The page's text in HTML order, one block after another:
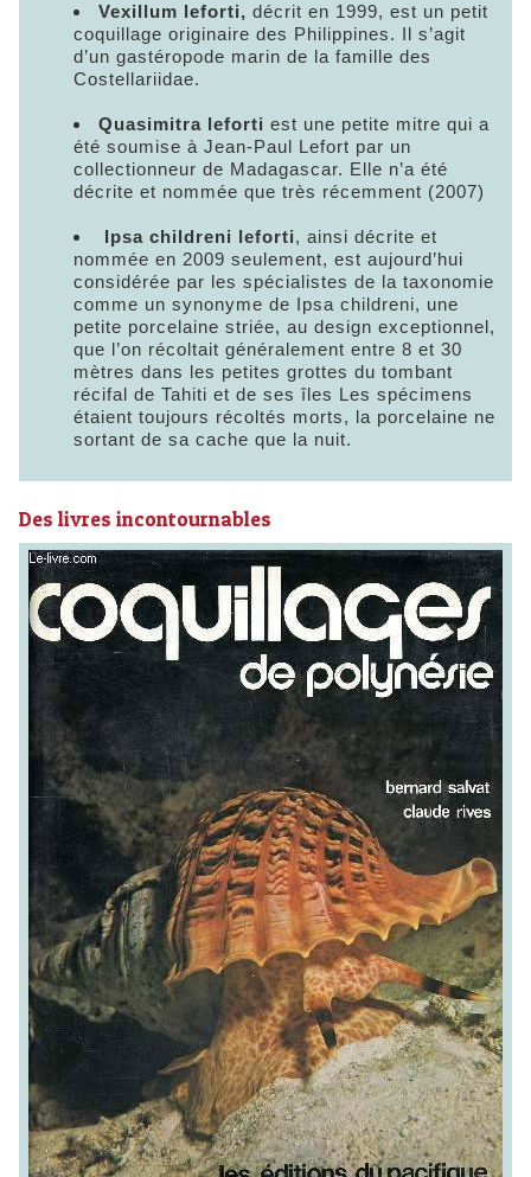
Vexillum leforti, décrit en 1999, est un petit
coquillage originaire des Philippines. Il s’agit
d’un gastéropode marin de la famille des
Costellariidae.
Quasimitra leforti est une petite mitre qui a
été soumise à Jean-Paul Lefort par un
collectionneur de Madagascar. Elle n’a été
décrite et nommée que très récemment (2007)
Ipsa childreni leforti, ainsi décrite et
nommée en 2009 seulement, est aujourd’hui
considérée par les spécialistes de la taxonomie
comme un synonyme de Ipsa childreni, une
petite porcelaine striée, au design exceptionnel,
que l’on récoltait généralement entre 8 et 30
mètres dans les petites grottes du tombant
récifal de Tahiti et de ses îles Les spécimens
étaient toujours récoltés morts, la porcelaine ne
sortant de sa cache que la nuit.
Des livres incontournables